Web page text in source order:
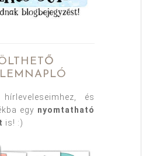
és
egy nyomtatható
is! :)